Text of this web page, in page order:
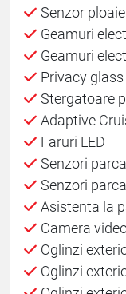
Senzor ploaie
Geamuri
Geamuri
Privacy glass
Stergatoare
Adaptive
Faruri LED
Senzori
Senzori
Asistenta la
Camera
Oglinzi
Oglinzi